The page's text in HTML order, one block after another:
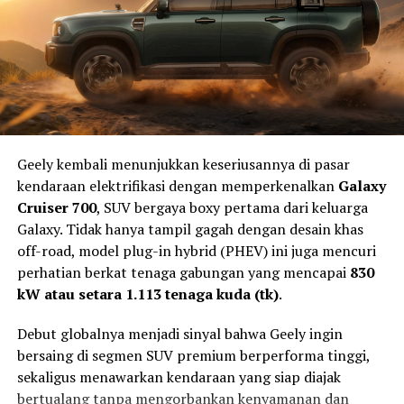
Fokus Pemulihan Sebelum Kembali ke
MotoGP
Vinales kini lebih memilih fokus pada proses pemulihan
dibandingkan menanggapi berbagai rumor mengenai
Cedera bahu menjadi tantangan tersendiri bagi pebalap
MotoGP karena kondisi fisik sangat menentukan
kemampuan mengendalikan motor prototype dengan
performa tinggi, terutama ketika menghadapi
pengereman keras, perubahan arah cepat, dan akselerasi
agresif.
Dengan kontrak yang masih berjalan hingga akhir
musim, Vinales memiliki kesempatan untuk kembali ke
lintasan dan membuktikan performanya bersama Tech3
KTM.
Digantikan Pirelli
MotoGP pertama kali menerapkan sistemsingle tyre
supplierpada musim 2009 ketika Bridgestone dipercaya
menjadi pemasok tunggal ban balap.
Kemudian, mulai musim 2016, Michelin mengambil alih
tugas tersebut dan akan mengakhiri kiprahnya setelah
Geely kembali menunjukkan keseriusannya di pasar
kendaraan elektrifikasi dengan memperkenalkan Galaxy
Cruiser 700, SUV bergaya boxy pertama dari keluarga
Galaxy. Tidak hanya tampil gagah dengan desain khas
off-road, model plug-in hybrid (PHEV) ini juga mencuri
perhatian berkat tenaga gabungan yang mencapai 830
kW atau setara 1.113 tenaga kuda (tk).
Debut globalnya menjadi sinyal bahwa Geely ingin
bersaing di segmen SUV premium berperforma tinggi,
sekaligus menawarkan kendaraan yang siap diajak
bertualang tanpa mengorbankan kenyamanan dan